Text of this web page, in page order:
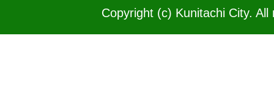
Copyright (c) Kunitachi City.